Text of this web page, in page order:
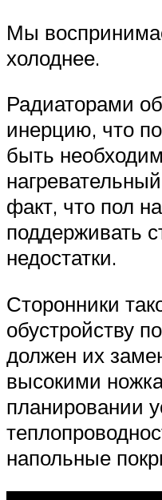
Мы
холоднее.
Радиаторами
инерцию, что
быть
факт, что пол
поддерживать
недостатки.
Сторонники
обустройству
должен их
высокими
планировании
напольные